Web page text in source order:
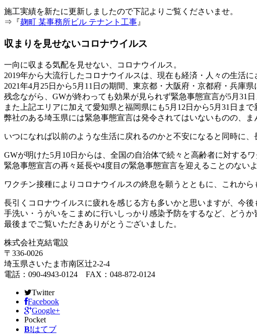
施工実績を新たに更新しましたので下記よりご覧くださいませ。
⇒『麹町 某事務所ビル テナント工事 』
収まりを見せないコロナウイルス
一向に収まる気配を見せない、コロナウイルス。
2019年から大流行したコロナウイルスは、現在も経済・人々の生活
2021年4月25日から5月11日の期間、東京都・大阪府・京都府・兵庫
残念ながら、GWが終わっても効果が見られず緊急事態宣言が5月31
また上記エリアに加えて愛知県と福岡県にも5月12日から5月31日ま
弊社のある埼玉県には緊急事態宣言は発令されてはいないものの、ま
いつになれば以前のような生活に戻れるのかと不安になると同時に
GWが明けた5月10日からは、全国の自治体で続々と高齢者に対する
緊急事態宣言の再々延長や4度目の緊急事態宣言を迎えることのない
ワクチン接種によりコロナウイルスの終息を願うとともに、これか
長引くコロナウイルスに疲れを感じる方も多いかと思いますが、今
手洗い・うがいをこまめに行いしっかり感染予防をするなど、どうか
最後までご覧いただきありがとうございました。
株式会社克結電設
〒336-0026
埼玉県さいたま市南区辻2-2-4
電話：090-4943-0124 FAX：048-872-0124
Twitter
Facebook
Google+
Pocket
B!はてブ